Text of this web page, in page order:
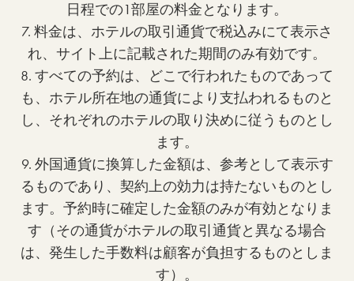
日程での1部屋の料金となります。
7. 料金は、ホテルの取引通貨で税込みにて表示さ
れ、サイト上に記載された期間のみ有効です。
8. すべての予約は、どこで行われたものであって
も、ホテル所在地の通貨により支払われるものと
し、それぞれのホテルの取り決めに従うものとし
ます。
9. 外国通貨に換算した金額は、参考として表示す
るものであり、契約上の効力は持たないものとし
ます。予約時に確定した金額のみが有効となりま
す（その通貨がホテルの取引通貨と異なる場合
は、発生した手数料は顧客が負担するものとしま
す）。